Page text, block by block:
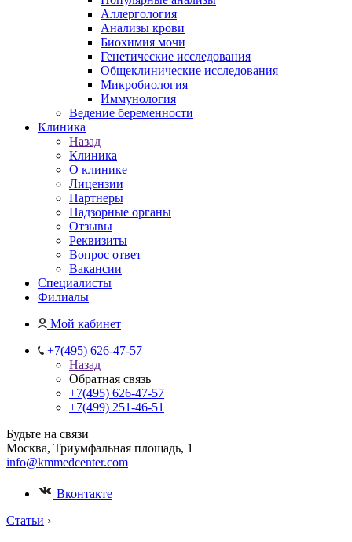
Аллергология
Анализы крови
Биохимия мочи
Генетические исследования
Общеклинические исследования
Микробиология
Иммунология
Ведение беременности
Клиника
Назад
Клиника
О клинике
Лицензии
Партнеры
Надзорные органы
Отзывы
Реквизиты
Вопрос ответ
Вакансии
Специалисты
Филиалы
Мой кабинет
+7(495) 626-47-57
Назад
Обратная связь
+7(495) 626-47-57
+7(499) 251-46-51
Будьте на связи
Москва, Триумфальная площадь, 1
info@kmmedcenter.com
Вконтакте
Статьи ›